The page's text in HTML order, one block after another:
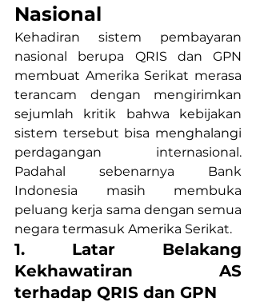
Nasional
Kehadiran sistem pembayaran
nasional berupa QRIS dan GPN
membuat Amerika Serikat merasa
terancam dengan mengirimkan
sejumlah kritik bahwa kebijakan
sistem tersebut bisa menghalangi
perdagangan internasional.
Padahal sebenarnya Bank
Indonesia masih membuka
peluang kerja sama dengan semua
negara termasuk Amerika Serikat.
1. Latar Belakang
Kekhawatiran AS
terhadap QRIS dan GPN